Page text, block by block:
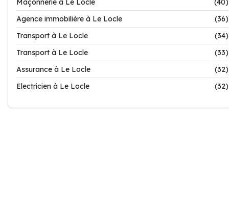
Maçonnerie à Le Locle
(40)
Agence immobilière à Le Locle
(36)
Transport à Le Locle
(34)
Transport à Le Locle
(33)
Assurance à Le Locle
(32)
Electricien à Le Locle
(32)